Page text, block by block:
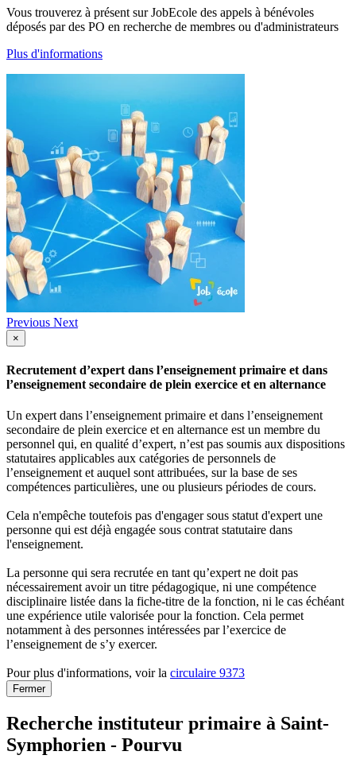
Vous trouverez à présent sur JobEcole des appels à bénévoles
déposés par des PO en recherche de membres ou d'administrateurs
Plus d'informations
Previous Next
×
Recrutement d’expert dans l’enseignement primaire et dans
l’enseignement secondaire de plein exercice et en alternance
Un expert dans l’enseignement primaire et dans l’enseignement
secondaire de plein exercice et en alternance est un membre du
personnel qui, en qualité d’expert, n’est pas soumis aux dispositions
statutaires applicables aux catégories de personnels de
l’enseignement et auquel sont attribuées, sur la base de ses
compétences particulières, une ou plusieurs périodes de cours.
Cela n'empêche toutefois pas d'engager sous statut d'expert une
personne qui est déjà engagée sous contrat statutaire dans
l'enseignement.
La personne qui sera recrutée en tant qu’expert ne doit pas
nécessairement avoir un titre pédagogique, ni une compétence
disciplinaire listée dans la fiche-titre de la fonction, ni le cas échéant
une expérience utile valorisée pour la fonction. Cela permet
notamment à des personnes intéressées par l’exercice de
l’enseignement de s’y exercer.
Pour plus d'informations, voir la circulaire 9373
Fermer
Recherche instituteur primaire à Saint-
Symphorien - Pourvu